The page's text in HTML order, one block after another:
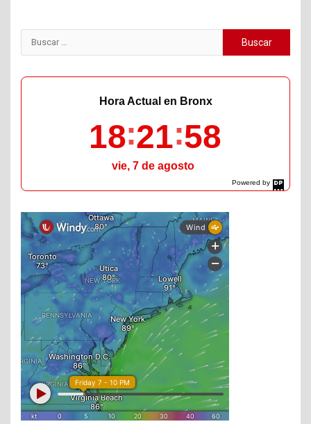
Buscar:
Powered by
DaysPedia.com
Hora Actual en Bronx
18 21 59
vie, 7 de agosto